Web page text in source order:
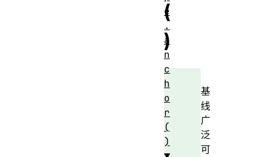
(
)
基
线
广
泛
可
e
.
a
n
c
h
o
r
(
)